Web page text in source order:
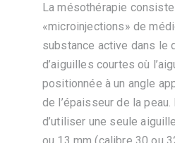
La mésothérapie
«microinjections» de
substance active dans le
d’aiguilles courtes où
positionnée à un angle
de l’épaisseur de la
d’utiliser une seule